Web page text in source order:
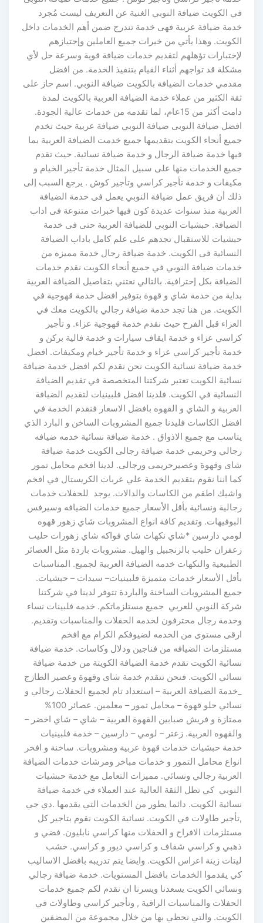
في الكويت ضيافة النوبي الغنية عن التعريف ليست مُجرد
خدمة ضيافة عربية فهى خدمة تندرج ضمن أهم الخدمات داخل
الكويت. وهذا يأتي من خبرات جميع العاملين وإجتيازهم
لإختبارات تؤهلهم لتقديم خدمات ضيافة قوية وسرعة حل لأي
مشكلة قد تواجهم أثناء القيام بتنفيذ الخدمة. من افضل
مقدمي خدمات الضيافة بالكويت ضيافة النوبي. اسم حاز على
ثقة الكثير من عملاء خدمة الضيافة العربية بالكويت لمدة
دامت أكثر من 15عام، لما تقدمه من خدمات عالية الجودة.
افضل ضيافة النوبى ضيافة النوبي ضيافة عربية حيث تخدم
جميع أنحاء الكويت بتقديمها جميع خدمت الضيافة العربية بما
فيها خدمة ضيافة الرجال و خدمة ضيافة نسائية. حيث تقدم
جميع الخدمات منها على سبيل المثال خدمة تأجير الخيام و
مكيفات و خدمة تأجير كراسي وتأجير كوش . يرجع السبب إلى
ذلك أن فريق عمل ضيافة النوبي يعمل فى خدمة الضيافة
العربية منذ سنوات عديدة كون فيها خبرات متنوعة فى اداب
الضيافة. حبشيات النوبي للضيافة العربية حتى فى خدمة
حبشيات للاستقبال تجدهم على علم كامل باداب الضيافة
النسائية فى الكويت. خدمة ضيافة رجال خدمة مميزه من
خدمات ضيافة النوبي في جميع أنحاء الكويت نقدم خدمات
الضيافة بكل إحترافية. بالتالي نعتني بتفاصيل الضيافة العربية
بداية من خدمة شاي و قهوة بتوفير افضل خدمة قهوجية في
الكويت. من هنا تجد خدمة ضيافة رجالي بالكويت معك في
العزاء قبل الفرح حيث نقدم خدمة قهوجية عزاء. و تأجير
كراسي عزاء و خدمة ايقاف سيارات و خدمة فالية بركن و
خدمة تأجير كراسي عزاء و خدمة تأجير خيام ومكيفات. افضل
خدمة ضيافة نسائية الكويت نحن نقدم لكم افضل خدمة ضيافة
نسائية الكويت تعتبر شركتنا المتخصصة في تقديم الضيافة
النسائية في الكويت. فلدينا افضل فلبينيات لتقديم الضيافة
العربية و الشاي و القهوه بافضل الاسعار فنقدم الخدمة في
افضل الكاسات فليدنا جميع المشروبات الساخن و البارد الذي
يتاسب مع جميع الاذواق . خدمة ضيافة نسائية خدمه ضيافه
رجالي وحريمي خدمة ضيافة رجالى الكويت خدمة ضيافة
شاى وقهوة وعصيرحريمى ورجالى. لدينا افخم محامل تمور
كما اننا نقوم بتقديم الخدمة علي عربات الكريستال في افخم
واشيك اطقم من الكاسات والدالات. يوجد للحفلات خدمات
رجالية ونسائية بأقل الأسعار جميع خدمات الضيافه وسيرفس
البوفيهات. وتقديم كافة انواع المشروبات شاي زهور قهوه
لومي دارسين *شاي نكهات شاي فواكه شاي زهورات حليب
زعفران حليب بالزنجبيل والهيل. مشروبات باردة مثل العصائر
الطبيعية والنكهات خدمه الضيافة العربية لجميع. المناسبات
بأقل الأسعار خدمات متميزة فلبينيات– سيدات – حبشيات.
جميع المشروبات الساخنة والباردة تتوفر لدينا في شركتنا
شركة النوبي للعربي جميع مستلزماتكم. خدمه فلبينات نساء
وخدمة رجال محترفون لخدمه الحفلات والمناسبات وتقديم.
ارقى مستوى من الخدمه لضيوفكم الكرام مع افخم
مستلزمات الضيافه من فناجين ودلال وكاسات. خدمة ضيافة
نسائية الكويت تقدم خدمة الضيافة الكويتة من خدمة ضيافة
نسائي الكويت. فنحن نتقدم خدمة شاى وقهوة وعصير الطازج
_خدمة الضيافة العربية – استعداد تام لجميع الحفلات رجالي و
نسائي حلو قهوة – محامل تمور – معلمين. عصائر 100%
ممتازة و فريش صبابين القهوة العربية – شاي – شاي اخضر –
والقهوه العربية. زعتر – لومي – دارسين – خدمة فلبينيات
خدمة حبشيات خدمات قهوة عربية ومشروبات. ساخنة و افخر
انواع محامل التمور و خدمات مباخر ومرشات خدمات الضيافة
العربية رجالي ونسائي. مميزات التعامل مع خدمة حبشيات
النوبي كي تظل الثقة العالية عند العملاء في خدمة ضيافة
نسائية الكويت. دائما يطور من الخدمات التي يقدمها .دي جي
,تأجير طاولات في الكويت. نسائية الكويت نقوم بتاجير كل
مستلزمات الافراح و الحفلات منها كراسي نابليون. فضي و
ذهبي و كراسي شفاف و كراسي ديور و كراسي. خشب
ليتات زينة اعراس الكويت. وايضا يتم تدريبه بافضل الاساليب
كي يقدموا الخدمات بافضل المستويات. خدمة ضيافة رجالي
ونسائي الكويت يسعدنا ويسرنا ان نقدم لكم جميع خدمات
الحفلات والمناسبات الراقية , وتأجير كراسي وطاولات في
الكويت. والتي نحظي بها من خلال مجموعة من المضفين